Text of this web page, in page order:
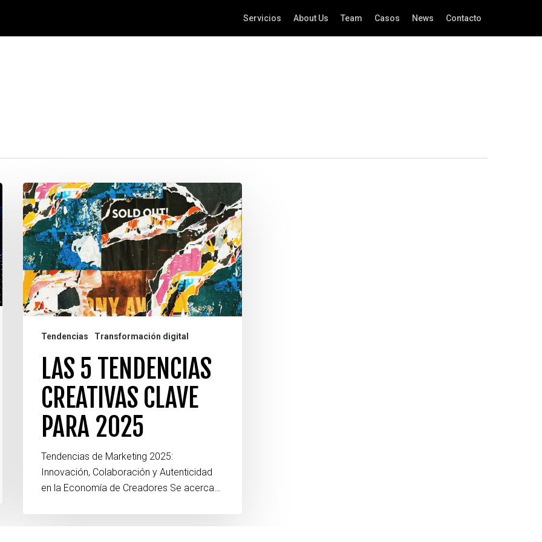
Servicios About Us Team Casos News Contacto
Las
5
Tendencias
Creativas
Clave
para
2025
Tendencias Transformación digital
LAS 5 TENDENCIAS
CREATIVAS CLAVE
PARA 2025
Tendencias de Marketing 2025:
Innovación, Colaboración y Autenticidad
en la Economía de Creadores Se acerca…